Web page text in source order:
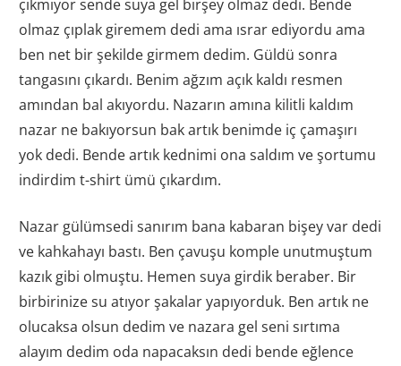
çıkmıyor sende suya gel birşey olmaz dedi. Bende
olmaz çıplak giremem dedi ama ısrar ediyordu ama
ben net bir şekilde girmem dedim. Güldü sonra
tangasını çıkardı. Benim ağzım açık kaldı resmen
amından bal akıyordu. Nazarın amına kilitli kaldım
nazar ne bakıyorsun bak artık benimde iç çamaşırı
yok dedi. Bende artık kednimi ona saldım ve şortumu
indirdim t-shirt ümü çıkardım.
Nazar gülümsedi sanırım bana kabaran bişey var dedi
ve kahkahayı bastı. Ben çavuşu komple unutmuştum
kazık gibi olmuştu. Hemen suya girdik beraber. Bir
birbirinize su atıyor şakalar yapıyorduk. Ben artık ne
olucaksa olsun dedim ve nazara gel seni sırtıma
alayım dedim oda napacaksın dedi bende eğlence